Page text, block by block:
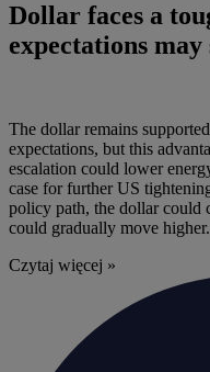
Dollar faces a
expectations
The dollar remains
expectations, but this
escalation could lower
case for further US
policy path, the dollar could
could gradually move higher.
Czytaj więcej »